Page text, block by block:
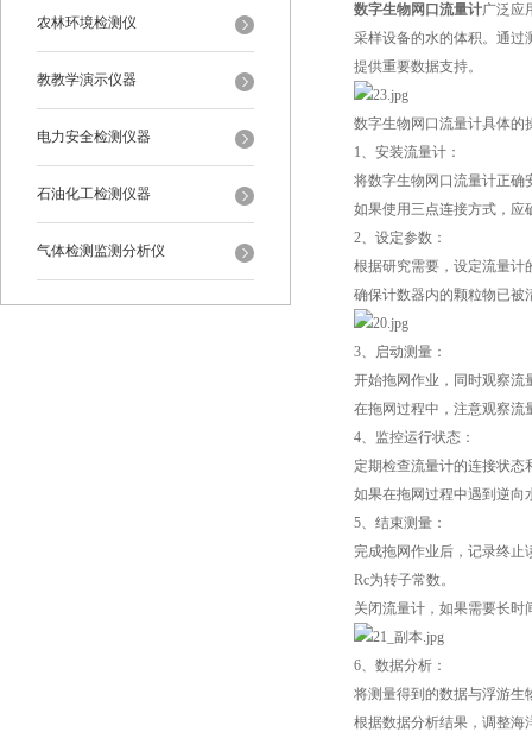
农林环境检测仪
教教学演示仪器
电力安全检测仪器
石油化工检测仪器
气体检测监测分析仪
数字生物网口流量计广泛应
采样设备的水的体积。通过
提供重要数据支持。
数字生物网口流量计具体的
1、安装流量计：
将数字生物网口流量计正确
如果使用三点连接方式，应
2、设定参数：
根据研究需要，设定流量计
确保计数器内的颗粒物已被
3、启动测量：
开始拖网作业，同时观察流
在拖网过程中，注意观察流
4、监控运行状态：
定期检查流量计的连接状
如果在拖网过程中遇到逆向
5、结束测量：
完成拖网作业后，记录终止
Rc为转子常数。
关闭流量计，如果需要长
6、数据分析：
将测量得到的数据与浮游生
根据数据分析结果，调整海